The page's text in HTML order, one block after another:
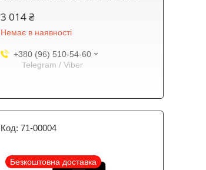
3 014 ₴
Немає в наявності
+380 (96) 510-54-60
Telegram / Viber
71-00004
Безкоштовна доставка